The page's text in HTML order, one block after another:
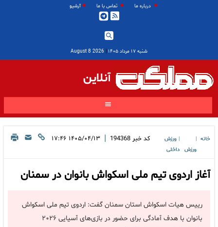
درباره ما تماس با ما آرشیو
شنبه ۱۷ مرداد ۱۴۰۵ |
2026 August 8
آنلاین
خانه
ورزش
ورزش
داخلی
کد خبر 194368
| ۱۴۰۵/۰۴/۱۳ ۱۷:۴۶
آغاز اردوی تیم ملی اسکواش بانوان در سمنان
رییس هیات اسکواش استان سمنان گفت: اردوی تیم ملی اسکواش
بانوان با هدف آمادگی برای حضور در بازی‌های آسیایی ۲۰۲۶